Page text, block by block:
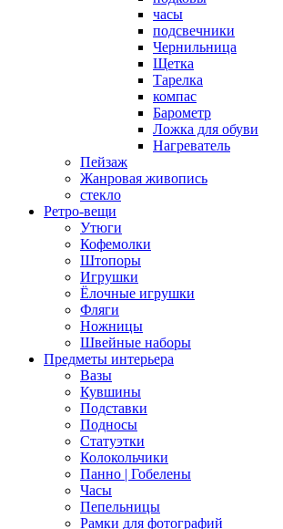
часы
подсвечники
Чернильница
Щетка
Тарелка
компас
Барометр
Ложка для обуви
Нагреватель
Пейзаж
Жанровая живопись
стекло
Ретро-вещи
Утюги
Кофемолки
Штопоры
Игрушки
Ёлочные игрушки
Фляги
Ножницы
Швейные наборы
Предметы интерьера
Вазы
Кувшины
Подставки
Подносы
Статуэтки
Колокольчики
Панно | Гобелены
Часы
Пепельницы
Рамки для фотографий